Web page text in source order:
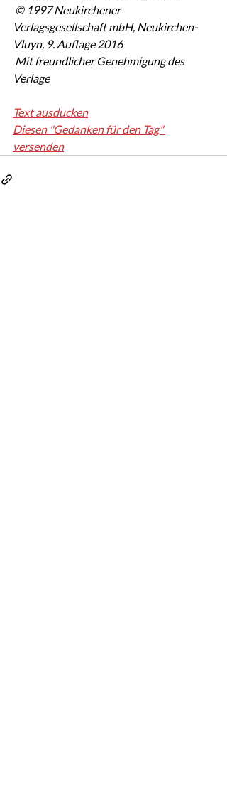
Verlagsgesellschaft mbH, Neukirchen-
Vluyn, 9. Auflage 2016
Verlage
Text ausducken
Diesen "Gedanken für den Tag"
versenden